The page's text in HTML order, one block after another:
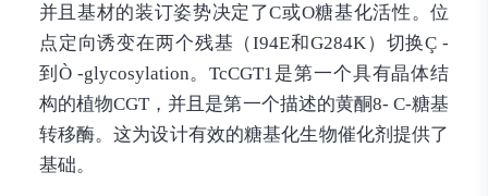
并且基材的装订姿势决定了C或O糖基化活性。位
点定向诱变在两个残基（I94E和G284K）切换Ç -
到Ò -glycosylation。TcCGT1是第一个具有晶体结
构的植物CGT，并且是第一个描述的黄酮8- C-糖基
转移酶。这为设计有效的糖基化生物催化剂提供了
基础。